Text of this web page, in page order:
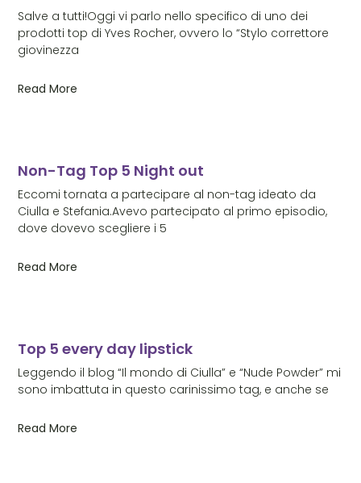
Salve a tutti!Oggi vi parlo nello specifico di uno dei
prodotti top di Yves Rocher, ovvero lo “Stylo correttore
giovinezza
Read More
Non-Tag Top 5 Night out
Eccomi tornata a partecipare al non-tag ideato da
Ciulla e Stefania.Avevo partecipato al primo episodio,
dove dovevo scegliere i 5
Read More
Top 5 every day lipstick
Leggendo il blog “Il mondo di Ciulla” e “Nude Powder” mi
sono imbattuta in questo carinissimo tag, e anche se
Read More